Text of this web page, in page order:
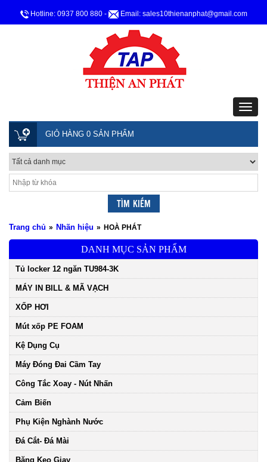
Hotline: 0937 800 880 - Email: sales10thienanphat@gmail.com
GIỎ HÀNG 0 SẢN PHẨM
Trang chủ » Nhãn hiệu » HOÀ PHÁT
DANH MỤC SẢN PHẨM
Tủ locker 12 ngăn TU984-3K
MÁY IN BILL & MÃ VẠCH
XỐP HƠI
Mút xốp PE FOAM
Kệ Dụng Cụ
Máy Đóng Đai Cầm Tay
Công Tắc Xoay - Nút Nhấn
Cảm Biến
Phụ Kiện Nghành Nước
Đá Cắt- Đá Mài
Băng Keo Giay